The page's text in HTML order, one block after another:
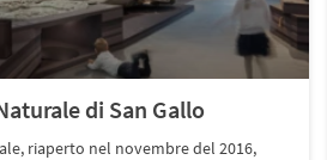
di San Gallo
riaperto nel novembre del 2016,